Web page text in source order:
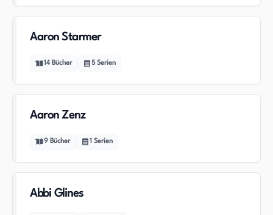
Aaron Starmer
14 Bücher 5 Serien
Aaron Zenz
9 Bücher 1 Serien
Abbi Glines